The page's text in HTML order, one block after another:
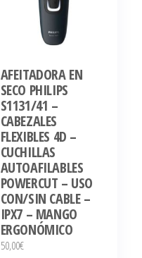
AFEITADORA EN
SECO PHILIPS
S1131/41 –
CABEZALES
FLEXIBLES 4D –
CUCHILLAS
AUTOAFILABLES
POWERCUT – USO
CON/SIN CABLE –
IPX7 – MANGO
ERGONÓMICO
50,00€